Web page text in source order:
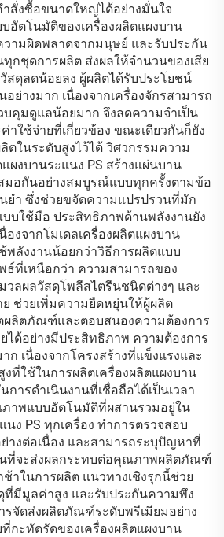
ำสั่งซื้อขนาดใหญ่ได้อย่างมั่นใจ
อัตโนมัติของเครื่องผลิตแผงบาน
วามผิดพลาดจากมนุษย์ และรับประกัน
กชุดการผลิต ส่งผลให้จำนวนของเสีย
สดุลดน้อยลง ผู้ผลิตได้รับประโยชน์
ย่างมาก เนื่องจากเครื่องจักรสามารถ
คุมดูแลน้อยมาก จึงลดความจำเป็น
าใช้จ่ายที่เกี่ยวข้อง ขณะเดียวกันก็ยัง
ในระดับสูงไว้ได้ วิศวกรรมความ
ผงบานระแนง PS สร้างแผ่นบาน
มอกันอย่างสมบูรณ์แบบทุกครั้งตามข้อ
ยำ ซึ่งช่วยขจัดความแปรปรวนที่มัก
บใช้มือ ประสิทธิภาพด้านพลังงานยัง
งจากโมเดลเครื่องผลิตแผงบาน
พลังงานน้อยกว่าวิธีการผลิตแบบ
ธ์ที่เหนือกว่า ความสามารถของ
วลผลวัสดุโพลีสไตรีนชนิดต่างๆ และ
ช่วยเพิ่มความยืดหยุ่นให้ผู้ผลิต
ผลิตภัณฑ์และตอบสนองความต้องการ
ได้อย่างมีประสิทธิภาพ ความต้องการ
ก เนื่องจากโครงสร้างที่แข็งแรงและ
ที่ใช้ในการผลิตเครื่องผลิตแผงบาน
การดำเนินงานที่เชื่อถือได้เป็นเวลา
าพแบบอัตโนมัติที่ผสานรวมอยู่ใน
นง PS ทุกเครื่อง ทำการตรวจสอบ
างต่อเนื่อง และสามารถระบุปัญหาที่
ที่จะส่งผลกระทบต่อคุณภาพผลิตภัณฑ์
าในการผลิต แนวทางเชิงรุกนี้ช่วย
ที่มีมูลค่าสูง และรับประกันความพึง
รจัดส่งผลิตภัณฑ์ระดับพรีเมียมอย่าง
กะทัดรัดของเครื่องผลิตแผงบาน